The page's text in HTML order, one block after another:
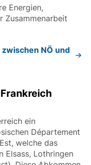
Energien,
Zusammenarbeit
NÖ und
ein
Département
welche das
Elsass, Lothringen